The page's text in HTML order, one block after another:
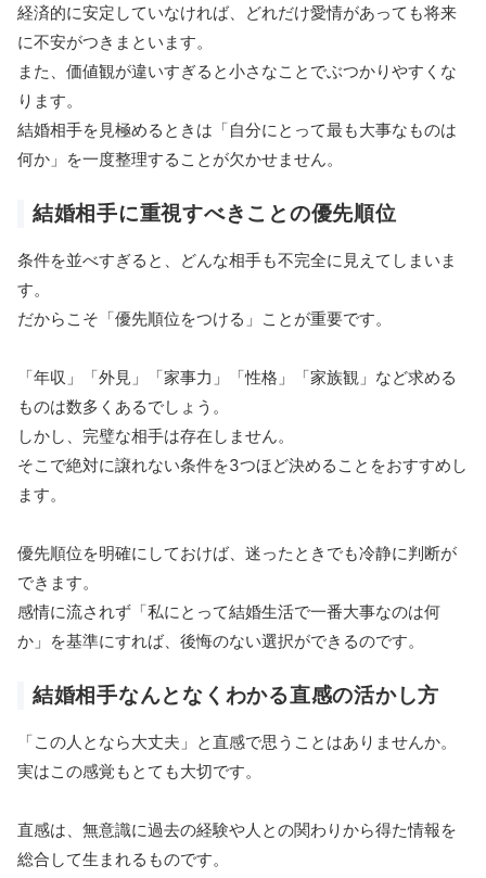
経済的に安定していなければ、どれだけ愛情があっても将来
に不安がつきまといます。
また、価値観が違いすぎると小さなことでぶつかりやすくな
ります。
結婚相手を見極めるときは「自分にとって最も大事なものは
何か」を一度整理することが欠かせません。
結婚相手に重視すべきことの優先順位
条件を並べすぎると、どんな相手も不完全に見えてしまいま
す。
だからこそ「優先順位をつける」ことが重要です。
「年収」「外見」「家事力」「性格」「家族観」など求める
ものは数多くあるでしょう。
しかし、完璧な相手は存在しません。
そこで絶対に譲れない条件を3つほど決めることをおすすめし
ます。
優先順位を明確にしておけば、迷ったときでも冷静に判断が
できます。
感情に流されず「私にとって結婚生活で一番大事なのは何
か」を基準にすれば、後悔のない選択ができるのです。
結婚相手なんとなくわかる直感の活かし方
「この人となら大丈夫」と直感で思うことはありませんか。
実はこの感覚もとても大切です。
直感は、無意識に過去の経験や人との関わりから得た情報を
総合して生まれるものです。